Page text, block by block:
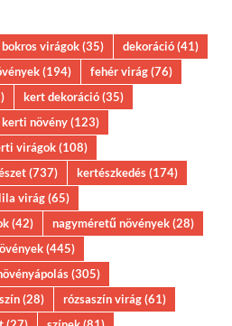
bokros virágok(35) dekoráció(41)
(194) fehér virág(76)
kert dekoráció(35)
kerti növény(123)
virágok(108)
(737) kertészkedés(174)
lila virág(65)
(42) nagyméretű növények(28)
(445)
(305)
(28) rózsaszín virág(61)